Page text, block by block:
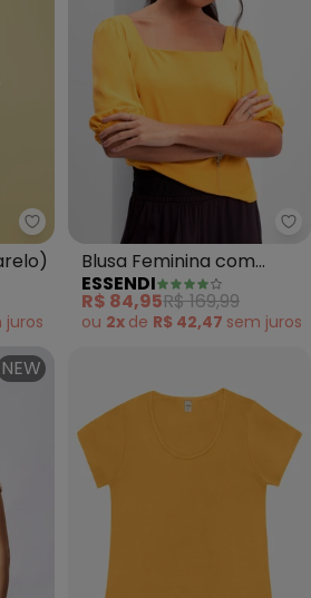
Angel - Blusa Positano
juros
Blusa Feminina com
Manga Balonê (Amarelo)
ESSENDI
R$ 84,95R$ 169,99
ou 2x de R$ 42,47 sem juros
NEW